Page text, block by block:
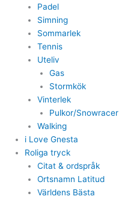
Padel
Simning
Sommarlek
Tennis
Uteliv
Gas
Stormkök
Vinterlek
Pulkor/Snowracer
Walking
i Love Gnesta
Roliga tryck
Citat & ordspråk
Ortsnamn Latitud
Världens Bästa